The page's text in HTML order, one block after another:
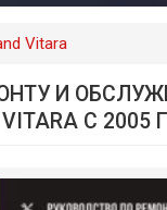
Vitara
И
VITARA С 2005